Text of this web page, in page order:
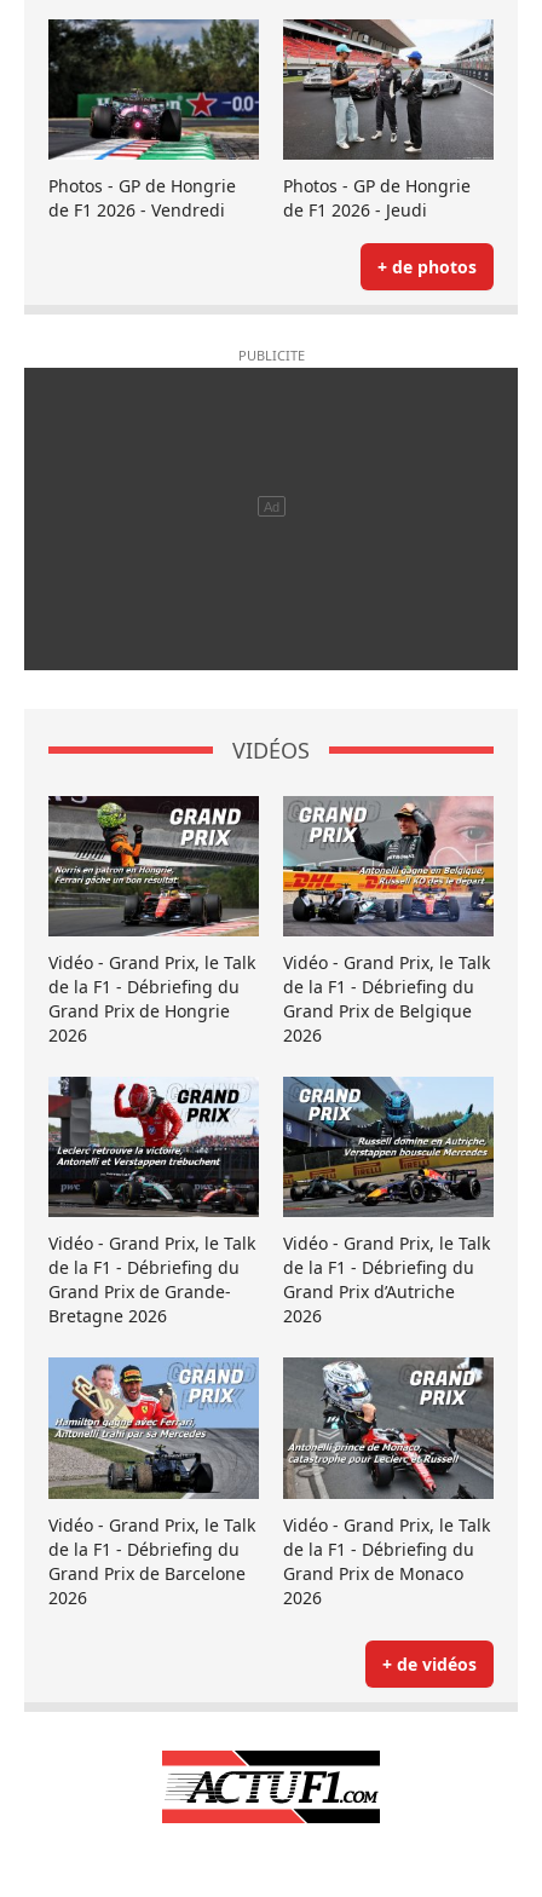
Photos - GP de Hongrie
de F1 2026 - Vendredi
Photos - GP de Hongrie
de F1 2026 - Jeudi
+ de photos
VIDÉOS
Vidéo - Grand Prix, le Talk
de la F1 - Débriefing du
Grand Prix de Hongrie
2026
Vidéo - Grand Prix, le Talk
de la F1 - Débriefing du
Grand Prix de Belgique
2026
Vidéo - Grand Prix, le Talk
de la F1 - Débriefing du
Grand Prix de Grande-
Bretagne 2026
Vidéo - Grand Prix, le Talk
de la F1 - Débriefing du
Grand Prix d’Autriche
2026
Vidéo - Grand Prix, le Talk
de la F1 - Débriefing du
Grand Prix de Barcelone
2026
Vidéo - Grand Prix, le Talk
de la F1 - Débriefing du
Grand Prix de Monaco
2026
+ de vidéos